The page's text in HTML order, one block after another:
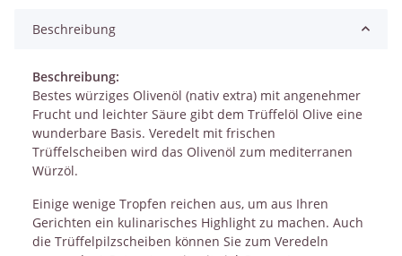
Beschreibung
Beschreibung:
Bestes würziges Olivenöl (nativ extra) mit angenehmer
Frucht und leichter Säure gibt dem Trüffelöl Olive eine
wunderbare Basis. Veredelt mit frischen
Trüffelscheiben wird das Olivenöl zum mediterranen
Würzöl.
Einige wenige Tropfen reichen aus, um aus Ihren
Gerichten ein kulinarisches Highlight zu machen. Auch
die Trüffelpilzscheiben können Sie zum Veredeln